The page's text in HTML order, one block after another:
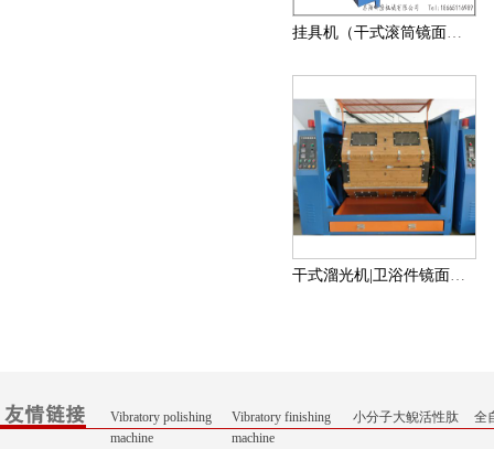
挂具机（干式滚筒镜面抛光机）
干式溜光机|卫浴件镜面抛光机|挂具式干抛机
Vibratory polishing
machine
Vibratory finishing
machine
小分子大鲵活性肽 全